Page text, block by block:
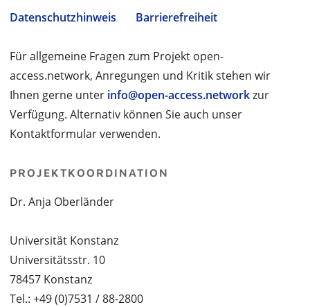
Datenschutzhinweis
Barrierefreiheit
Für allgemeine Fragen zum Projekt open-
access.network, Anregungen und Kritik stehen wir
Ihnen gerne unter info@open-access.networkzur
Verfügung. Alternativ können Sie auch unser
Kontaktformular verwenden.
PROJEKTKOORDINATION
Dr. Anja Oberländer
Universität Konstanz
Universitätsstr. 10
78457 Konstanz
Tel.: +49 (0)7531 / 88-2800